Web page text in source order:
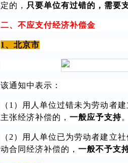
定的， 只要单位有过错的，需要
二、不应支付经济补偿金
1、北京市
该通知中表示：
（1）用人单位过错未为劳动者
主张经济补偿的， 一般应予支持。
（2）用人单位已为劳动者建立社
动合同经济补偿的， 一般不予支